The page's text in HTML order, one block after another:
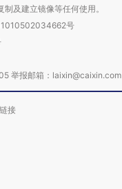
及建立镜像等任何使用。
号
举报邮箱：laixin@caixin.com
接